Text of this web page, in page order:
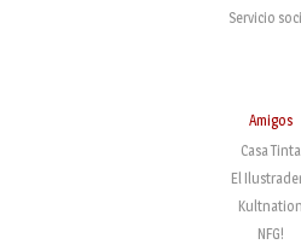
Servicio
Amigos
Casa Tinta
El
Kultnation
NFG!